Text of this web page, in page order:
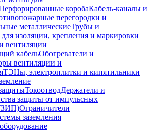
коробаКабель-каналы и
перегородки и
металлическиеТрубы и
изоляции, крепления и маркировки
вентиляции
кабельОбогреватели и
вентиляции и
ТЭНы, электроплитки и кипятильники
ТокоотводДержатели и
защиты от импульсных
Ограничители
заземления